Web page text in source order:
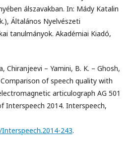
álszavakban. In: Mády Katalin
Általános Nyelvészeti
tanulmányok. Akadémiai Kiadó,
Chiranjeevi – Yamini, B. K. – Ghosh,
of speech quality with
articulograph AG 501
Interspeech 2014. Interspeech,
243.